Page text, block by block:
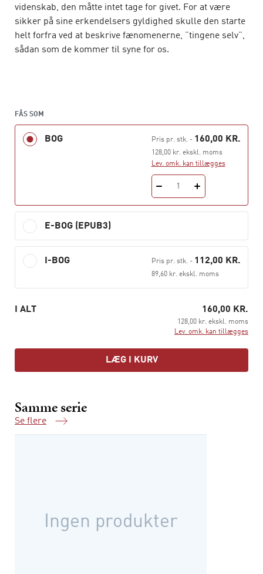
videnskab, den måtte intet tage for givet. For at være
sikker på sine erkendelsers gyldighed skulle den starte
helt forfra ved at beskrive fænomenerne, ”tingene selv”,
sådan som de kommer til syne for os.
Edmund Husserl er født i Prossnitz i det nuværende
Tjekkiet. Matematik- og filosofistudier i Wien 1881-1886
hos bl.a. Franz Brentano. Professor i filosofi i Halle,
Göttingen og Freiburg frem til 1928.
genudgives nu i Hans Reitzels
Forlags serieKlassikereog udkom første gang på dansk
i 1997.
FÅS SOM
BOG Pris pr. stk.- 160,00 KR.
128,00 kr. ekskl. moms
Lev. omk. kan tillægges
1
E-BOG (EPUB3)
I-BOG Pris pr. stk.- 112,00 KR.
89,60 kr. ekskl. moms
I ALT 160,00 KR.
128,00 kr. ekskl. moms
Lev. omk. kan tillægges
LÆG I KURV
Samme serie
Se flere
Samme serie
Ingen produkter